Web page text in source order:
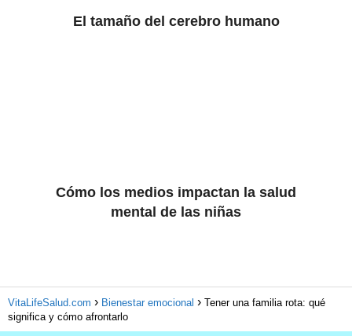
El tamaño del cerebro humano
Cómo los medios impactan la salud
mental de las niñas
VitaLifeSalud.com Bienestar emocional
Tener una familia rota: qué
significa y cómo afrontarlo